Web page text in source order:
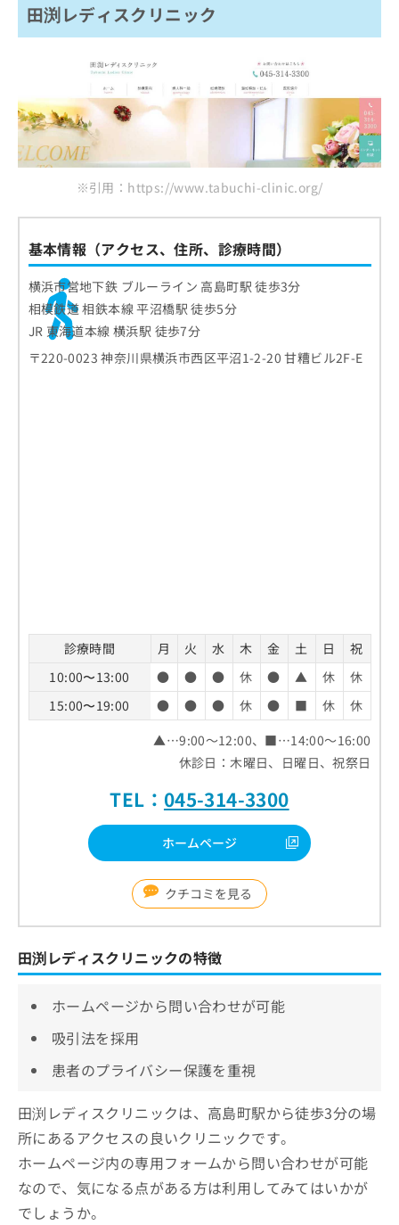
田渕レディスクリニック
※引用：https://www.tabuchi-clinic.org/
基本情報（アクセス、住所、診療時間）
横浜市営地下鉄 ブルーライン 高島町駅 徒歩3分
相模鉄道 相鉄本線 平沼橋駅 徒歩5分
JR 東海道本線 横浜駅 徒歩7分
〒220-0023 神奈川県横浜市西区平沼1-2-20 甘糟ビル2F-E
診療時間 月 火 水 木 金 土 日
祝
10:00〜13:00
● ● ● 休 ● ▲ 休
休
15:00〜19:00
● ● ● 休 ● ■ 休
休
▲…9:00～12:00、■…14:00～16:00
休診日：木曜日、日曜日、祝祭日
TEL： 045-314-3300
ホームページ
クチコミを見る
田渕レディスクリニックの特徴
ホームページから問い合わせが可能
吸引法を採用
患者のプライバシー保護を重視
田渕レディスクリニックは、高島町駅から徒歩3分の場
所にあるアクセスの良いクリニックです。
ホームページ内の専用フォームから問い合わせが可能
なので、気になる点がある方は利用してみてはいかが
でしょうか。